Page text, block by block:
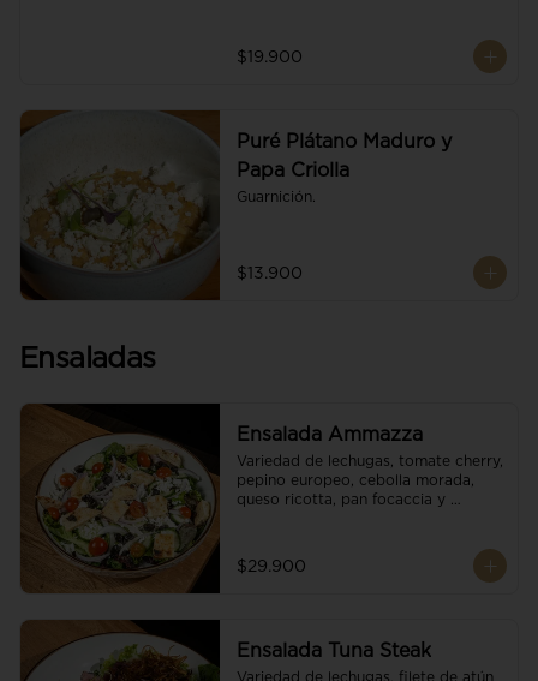
$19.900
Puré Plátano Maduro y
Papa Criolla
Guarnición.
$13.900
Ensaladas
Ensalada Ammazza
Variedad de lechugas, tomate cherry,
pepino europeo, cebolla morada,
queso ricotta, pan focaccia y
$29.900
Ensalada Tuna Steak
Variedad de lechugas, filete de atún